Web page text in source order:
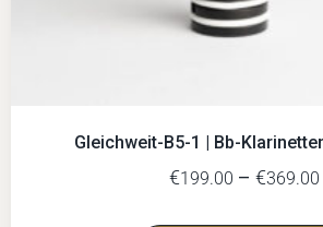
Gleichweit-B5-1 | Bb-
€199.00 – €369.00